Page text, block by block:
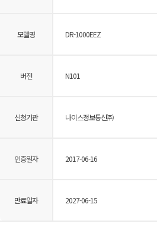
모델명 DR-1000EEZ
버전 N101
신청기관 나이스정보통신㈜
인증일자 2017-06-16
만료일자 2027-06-15